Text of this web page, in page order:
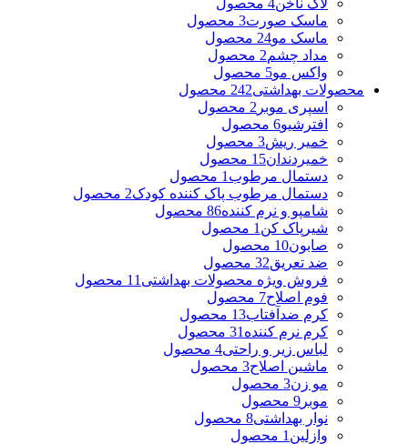
ماسک صورت3 محصول
ماسک مو24 محصول
مداد چشم2 محصول
واکس مو5 محصول
محصولات بهداشتی242 محصول
اسپری موبر 2 محصول
افترشیو6 محصول
خمیر ریش3 محصول
خمیردندان15 محصول
دستمال مرطوب 1 محصول
دستمال مرطوب پاک کننده کودک2 محصول
شامپو و نرم کننده86 محصول
شیرپاک کن 1 محصول
صابون10 محصول
ضد تعریق32 محصول
فروش ویژه محصولات بهداشتی 11 محصول
فوم اصلاح7 محصول
کرم ضدآفتاب13 محصول
کرم نرم کننده 31 محصول
لباس زیر و راحتی4 محصول
ماشین اصلاح3 محصول
مو زن3 محصول
موبر 9 محصول
نوار بهداشتی8 محصول
وازلین 1 محصول